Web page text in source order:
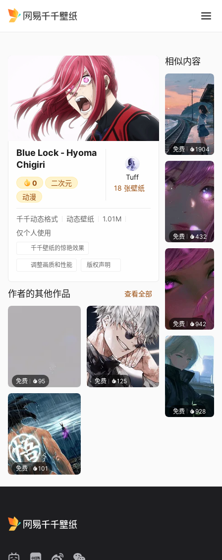
Blue Lock - Hyoma
Chigiri
0
二次元
动漫
Tuff
18 张壁纸
千千动态格式 动态壁纸
1.01M
仅个人使用
千千壁纸的惊艳效果
调整画质和性能 版权声明
作者的其他作品 查看全部
免费 95 免费 125
免费 101
相似内容
免费 1904辰东
免费 432辰东
免费 942辰东
免费 928辰东